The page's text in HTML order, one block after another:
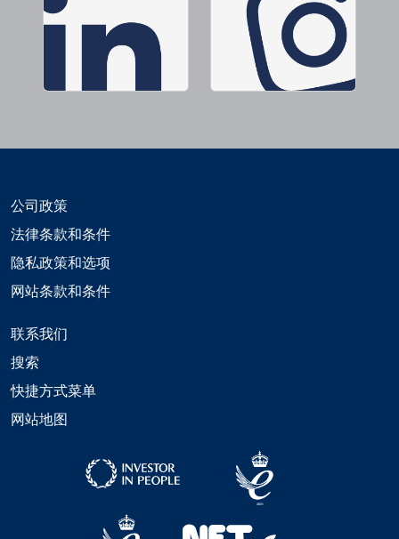
公司政策
法律条款和条件
隐私政策和选项
网站条款和条件
联系我们
搜索
快捷方式菜单
网站地图